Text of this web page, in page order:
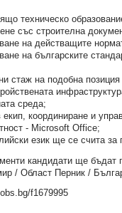
техническо
със строителна
на действащите
на българските
стаж на подобна позиция
среда;
координиране и
- Microsoft Office;
език ще се счита за
кандидати ще бъдат
/ Област Перник /
f1679995